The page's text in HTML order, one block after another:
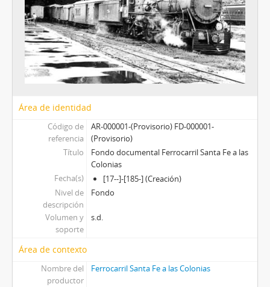
Área de identidad
Código de
referencia
AR-000001-(Provisorio) FD-000001-
(Provisorio)
Título
Fondo documental Ferrocarril Santa Fe a las
Colonias
Fecha(s)
[17--]-[185-] (Creación)
Nivel de
descripción
Fondo
Volumen y
soporte
s.d.
Área de contexto
Nombre del
productor
Ferrocarril Santa Fe a las Colonias